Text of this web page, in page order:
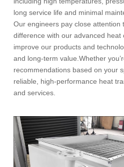
long service life and minimal
Our engineers pay close attention
difference with our advanced
improve our products and
and long-term value.Whether
recommendations based on your
reliable
high-performance heat
and services.